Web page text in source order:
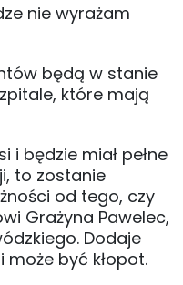
nie wyrażam
będą w stanie
które mają
i będzie miał pełne
to zostanie
od tego, czy
Grażyna Pawelec,
Dodaje
może być kłopot.